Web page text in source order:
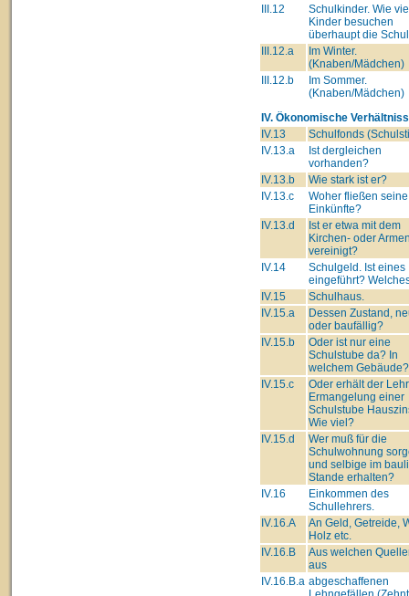
III.12
Schulkinder. Wie
Kinder besuchen
überhaupt die
III.12.a
Im Winter.
(Knaben/Mädchen)
III.12.b
Im Sommer.
(Knaben/Mädchen)
IV. Ökonomische
IV.13
Schulfonds
IV.13.a
Ist dergleichen
vorhanden?
IV.13.b
Wie stark ist er?
IV.13.c
Woher fließen seine
Einkünfte?
IV.13.d
Ist er etwa mit dem
Kirchen- oder
vereinigt?
IV.14
Schulgeld. Ist eines
eingeführt?
IV.15
Schulhaus.
IV.15.a
Dessen Zustand,
oder baufällig?
IV.15.b
Oder ist nur eine
Schulstube da? In
welchem Gebäude?
IV.15.c
Oder erhält der
Ermangelung einer
Schulstube
Wie viel?
IV.15.d
Wer muß für die
Schulwohnung
und selbige im
Stande erhalten?
IV.16
Einkommen des
Schullehrers.
IV.16.A
An Geld, Getreide,
Holz etc.
IV.16.B
Aus welchen
aus
IV.16.B.a abgeschaffenen